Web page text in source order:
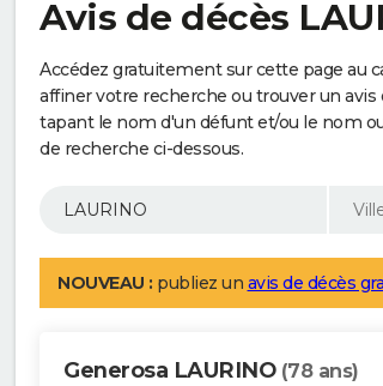
Avis de décès
Accédez gratuitement sur cette page au
affiner votre recherche ou trouver un
tapant le nom d'un défunt et/ou le nom
de recherche ci-dessous.
NOUVEAU : publiez un avis de décès
Generosa LAURINO (78 ans)